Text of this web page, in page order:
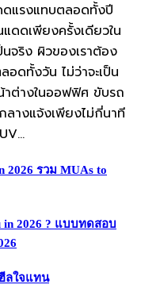
ดแรงแทบตลอดทั้งปี
ดดเพียงครั้งเดียวใน
จริง ผิวของเราต้อง
ดทั้งวัน ไม่ว่าจะเป็น
าต่างในออฟฟิศ ขับรถ
ลางแจ้งเพียงไม่กี่นาที
2026 รวม MUAs to
in 2026 ? แบบทดสอบ
ลใจแทน